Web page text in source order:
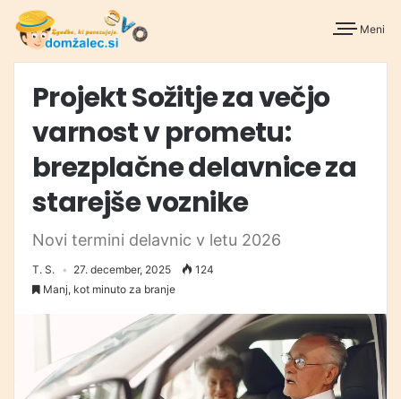
Meni
Projekt Sožitje za večjo
varnost v prometu:
brezplačne delavnice za
starejše voznike
Novi termini delavnic v letu 2026
T. S. 27. december, 2025
124
Manj, kot minuto za branje